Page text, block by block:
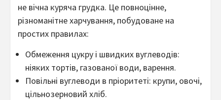
не вічна куряча грудка. Це повноцінне,
різноманітне харчування, побудоване на
простих правилах:
Обмеження цукру і швидких вуглеводів:
ніяких тортів, газованої води, варення.
Повільні вуглеводи в пріоритеті: крупи, овочі,
цільнозерновий хліб.